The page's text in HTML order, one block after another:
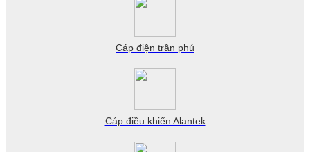
Cáp điện trần phú
Cáp điều khiển Alantek